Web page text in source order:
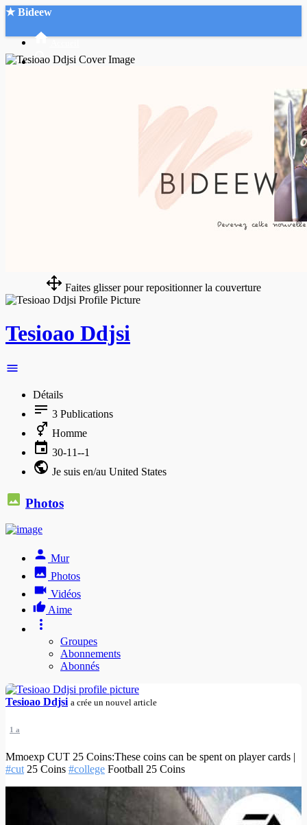
★ Bideew
Faites glisser pour repositionner la couverture
Tesioao Ddjsi
Détails
3 Publications
Homme
30-11--1
Je suis en/au United States
Photos
Mur
Photos
Vidéos
Aime
Groupes
Abonnements
Abonnés
Tesioao Ddjsi a crée un nouvel article
1 a
Mmoexp CUT 25 Coins:These coins can be spent on player cards |
#cut 25 Coins #college Football 25 Coins